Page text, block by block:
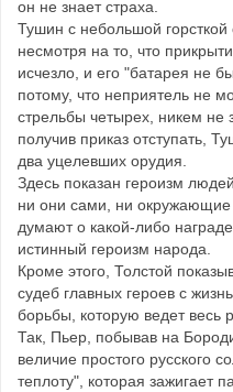
он не знает страха.
Тушин с небольшой горсткой
несмотря на то, что
исчезло, и его "батарея не
потому, что неприятель не
стрельбы четырех, никем
получив приказ отступать,
два уцелевших орудия.
Здесь показан героизм
ни они сами, ни
думают о какой-либо
истинный героизм народа.
Кроме этого, Толстой
судеб главных героев с
борьбы, которую ведет весь
Так, Пьер, побывав на
величие простого русского
теплоту", которая зажигает